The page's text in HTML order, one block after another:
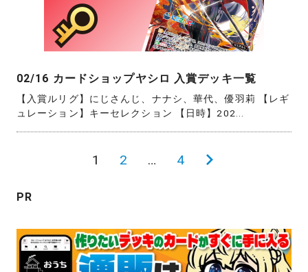
02/16 カードショップヤシロ 入賞デッキ一覧
【入賞ルリグ】にじさんじ、ナナシ、華代、優羽莉 【レギ
ュレーション】キーセレクション 【日時】202...
の
ペ
ー
1 2 … 4
次
ー
ジ
PR